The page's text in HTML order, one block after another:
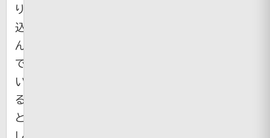
り
込
ん
で
い
る
と